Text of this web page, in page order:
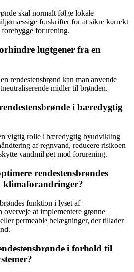
skal normalt følge lokale
forskrifter for at sikre korrekt
forurening.
lugtgener fra en
rendestensbrønd kan man anvende
midler til brønden.
i bæredygtig
vigtig rolle i bæredygtig byudvikling
af regnvand, reducere risikoen
vandmiljøet mod forurening.
rendestensbrøndes
funktion i lyset af
at implementere grønne
permeable belægninger, der tillader
i forhold til